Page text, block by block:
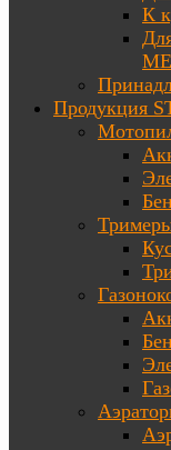
К
ME
Продукция